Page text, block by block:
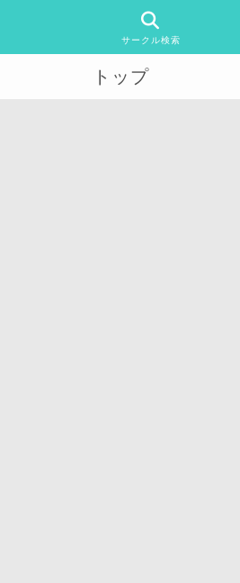
サークル検索
トップ